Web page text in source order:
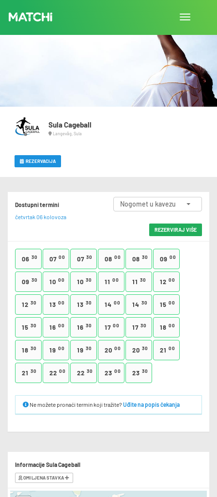
Uključi/
Sula Cageball
Langevåg, Sula
REZERVACIJA
Dostupni termini
četvrtak 06 kolovoza
Nogomet u kavezu
REZERVIRAJ VIŠE
06 30 07 00 07 30 08 00 08 30 09 00
09 30 10 00 10 30 11 00 11 30 12 00
12 30 13 00 13 30 14 00 14 30 15 00
15 30 16 00 16 30 17 00 17 30 18 00
18 30 19 00 19 30 20 00 20 30 21 00
21 30 22 00 22 30 23 00 23 30
Ne možete pronaći termin koji tražite? Uđite na popis čekanja
Informacije Sula Cageball
OMILJENA STAVKA